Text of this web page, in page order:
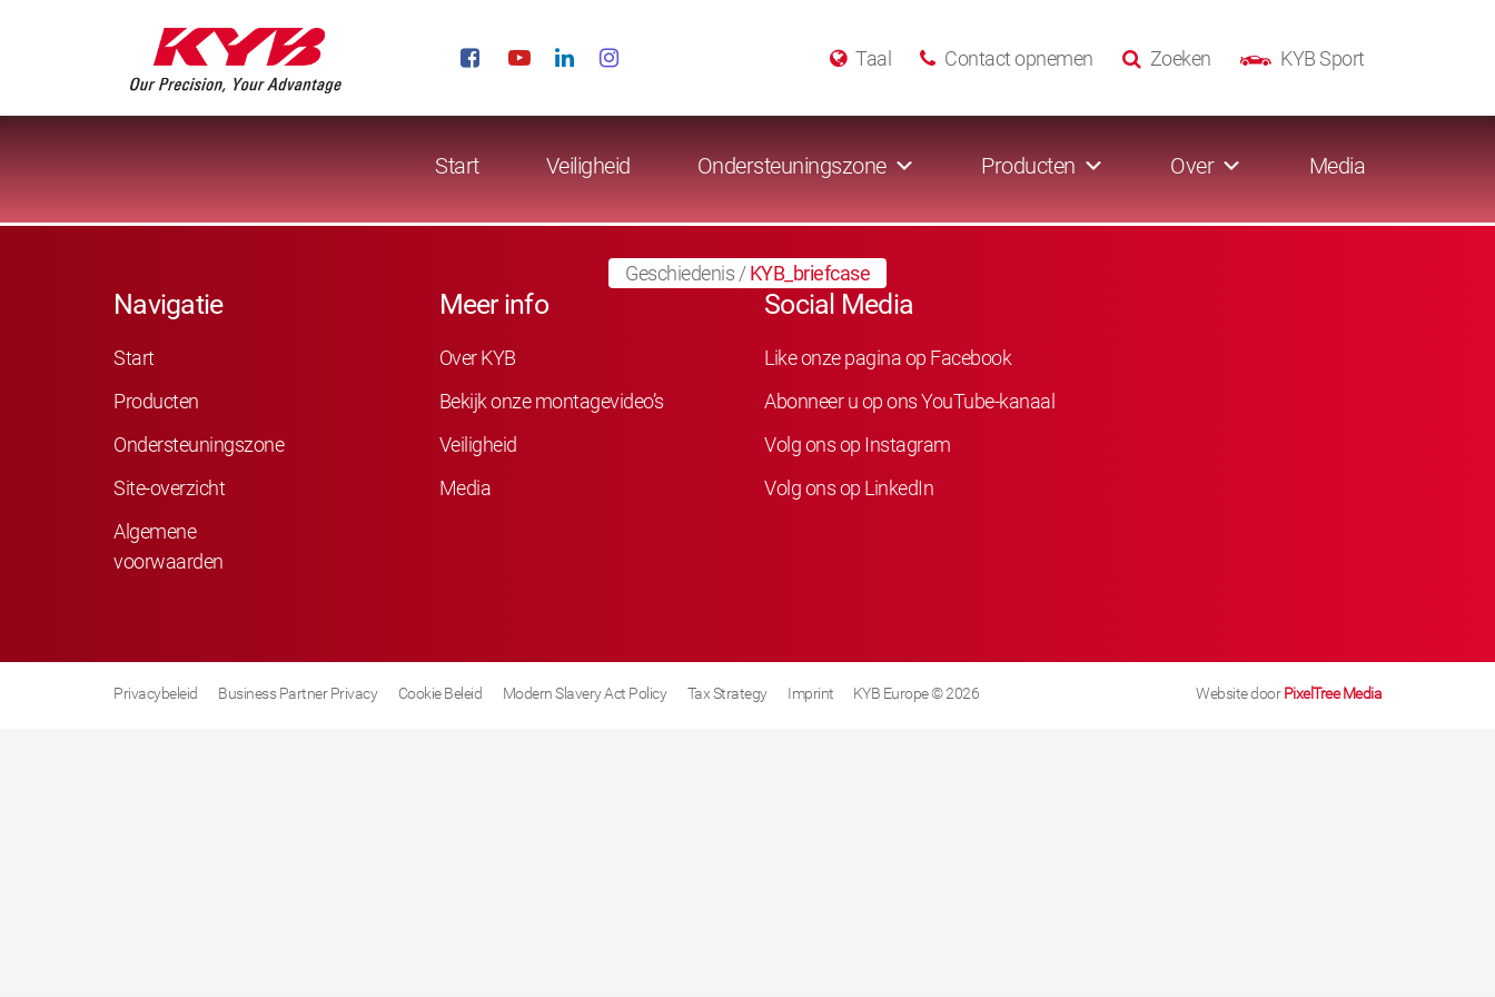
KYB Sport
Zoeken
Contact opnemen
Taal
Start Veiligheid Ondersteuningszone Producten Over Media
Geschiedenis /KYB_briefcase
Navigatie
Start
Producten
Ondersteuningszone
Site-overzicht
Algemene
voorwaarden
Meer info
Over KYB
Bekijk onze montagevideo’s
Veiligheid
Media
Social Media
Like onze pagina op Facebook
Abonneer u op ons YouTube-kanaal
Volg ons op Instagram
Volg ons op LinkedIn
Privacybeleid Business Partner Privacy Cookie Beleid Modern Slavery Act Policy Tax Strategy Imprint KYB Europe © 2026 Website doorPixelTree Media